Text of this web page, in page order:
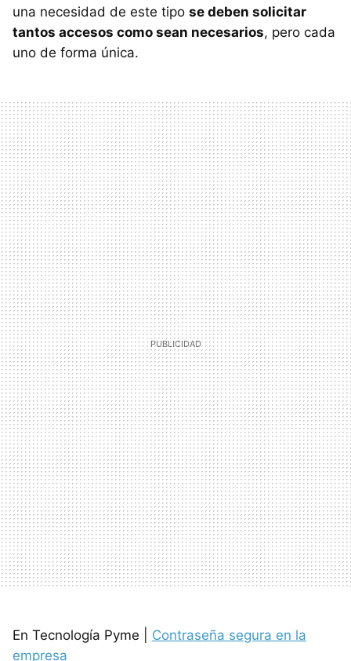
una necesidad de este tipo se deben solicitar
tantos accesos como sean necesarios, pero cada
uno de forma única.
En Tecnología Pyme | Contraseña segura en la
empresa